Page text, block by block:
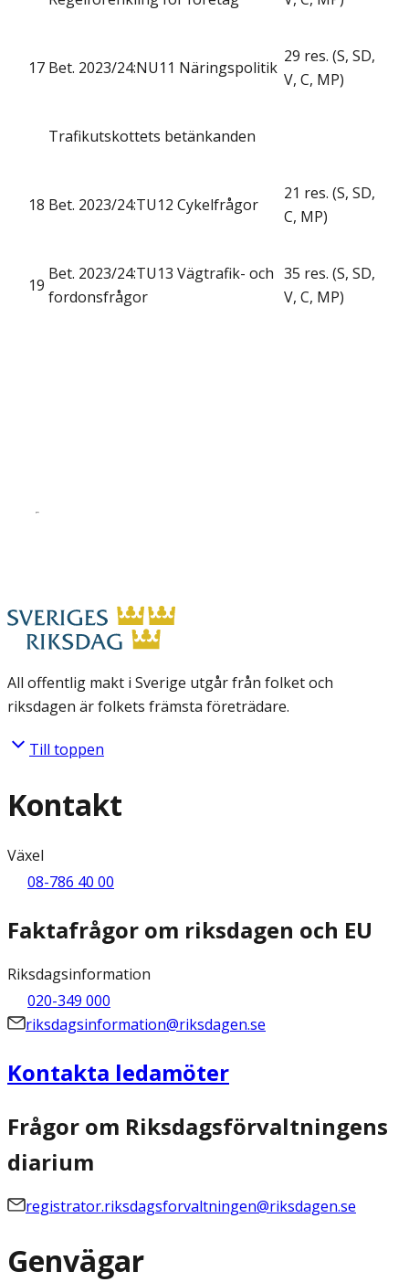
17 Bet. 2023/24:NU11 Näringspolitik
29 res. (S, SD,
V, C, MP)
Trafikutskottets betänkanden
18 Bet. 2023/24:TU12 Cykelfrågor
21 res. (S, SD,
C, MP)
19
Bet. 2023/24:TU13 Vägtrafik- och
fordonsfrågor
35 res. (S, SD,
V, C, MP)
All offentlig makt i Sverige utgår från folket och
riksdagen är folkets främsta företrädare.
Till toppen
Kontakt
Växel
08-786 40 00
Faktafrågor om riksdagen och EU
Riksdagsinformation
020-349 000
riksdagsinformation@riksdagen.se
Kontakta ledamöter
Frågor om Riksdagsförvaltningens
diarium
registrator.riksdagsforvaltningen@riksdagen.se
Genvägar